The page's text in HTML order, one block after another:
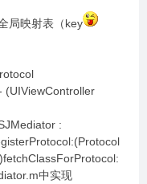
局映射表（key
(UIViewController
:
中实现